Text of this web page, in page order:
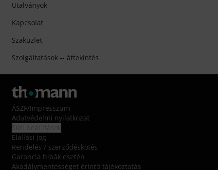
Utalványok
Kapcsolat
Szaküzlet
Szolgáltatások -- áttekintés
ÁSZF/Impresszum
Adatvédelmi nyilatkozat
Elállási jog
Rendelés / szerződéskötés
Garancia hibák esetén
Akadálymentességet érintő tájékoztatás